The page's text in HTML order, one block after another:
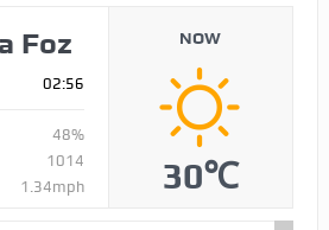
Foz
02:56
48%
1014
1.34mph
NOW
30℃